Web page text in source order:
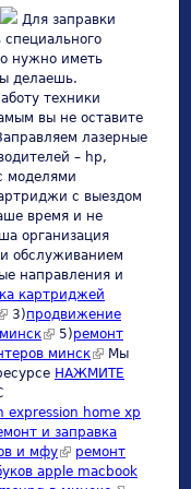
is external)
Для заправки
нужно иметь
делаешь.
техники
вы не оставите
лазерные
– hp,
моделями
с выездом
время и не
организация
обслуживанием
направления и
картриджей
is external)
3)продвижение
(link is external)
5)ремонт
минск(link is
external)
Мы
НАЖМИТЕ
expression home xp
is external)и заправка
и мфу(link is external)
ремонт
apple macbook